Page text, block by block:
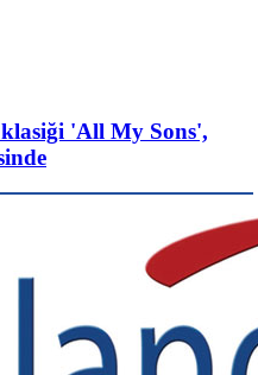
klasiği 'All My Sons',